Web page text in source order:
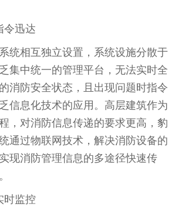
令迅达
统相互独立设置，系统设施分散于
集中统一的管理平台，无法实时全
消防安全状态，且出现问题时指令
信息化技术的应用。高层建筑作为
，对消防信息传递的要求更高，豹
通过物联网技术，解决消防设备的
现消防管理信息的多途径快速传
时监控